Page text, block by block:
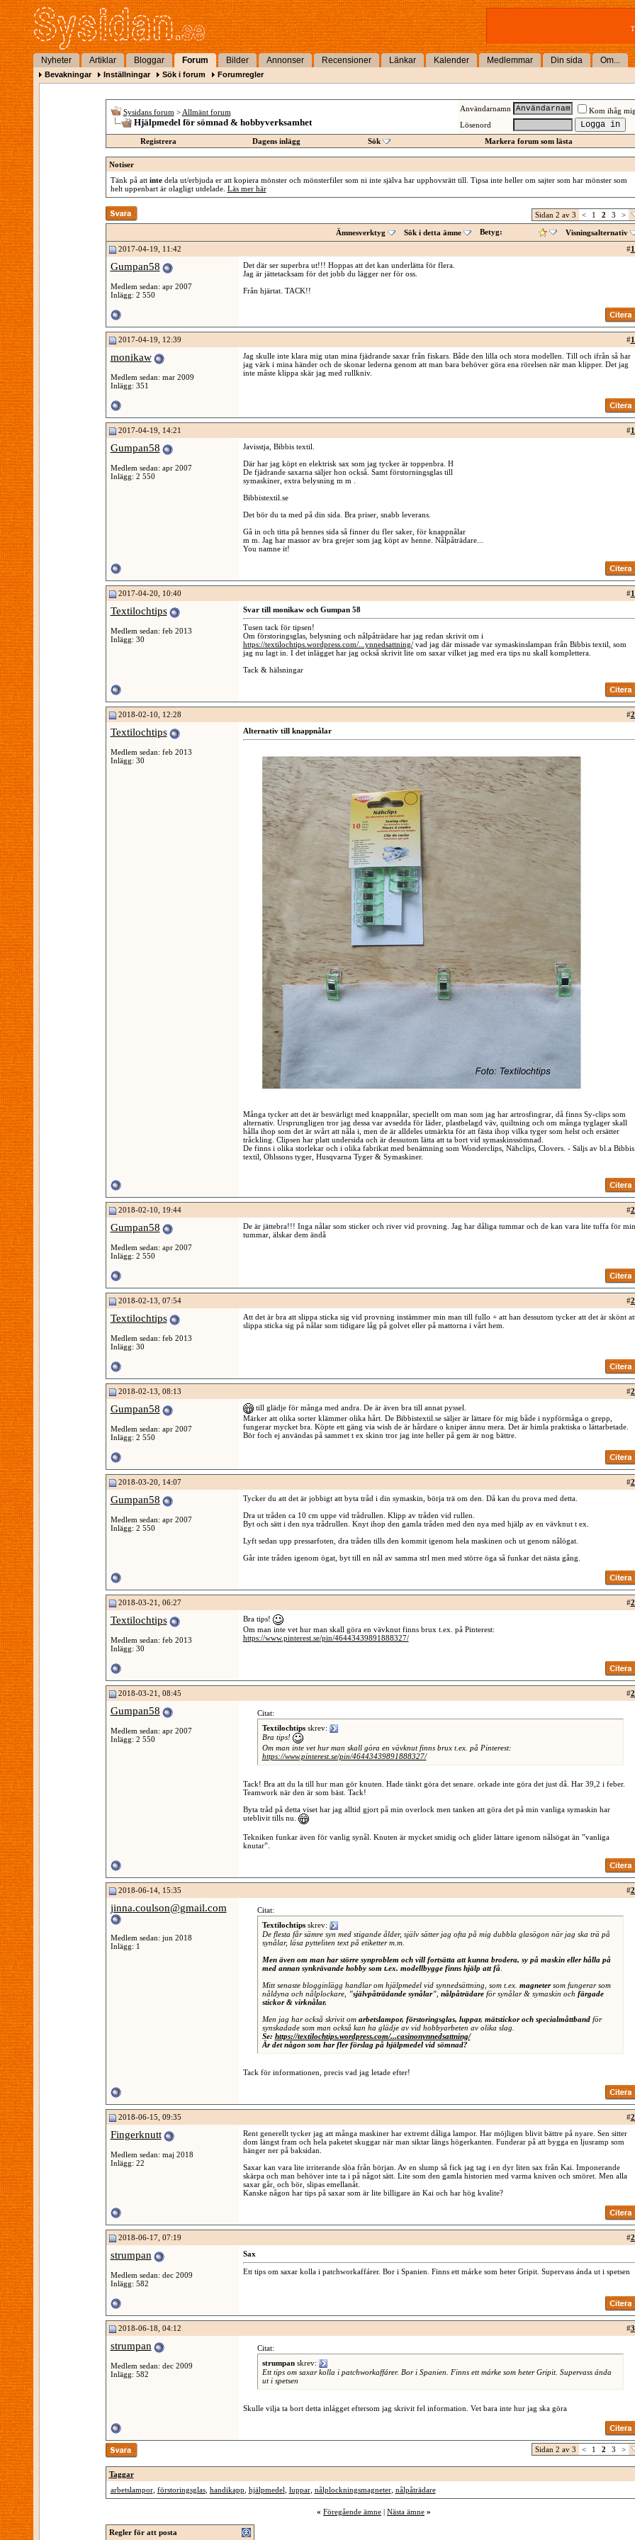
Nyheter Artiklar Bloggar Forum Bilder Annonser Recensioner Länkar Kalender Medlemmar Din sida Om...
Bevakningar Inställningar Sök i forum Forumregler
Sysidans forum > Allmänt forum
Hjälpmedel för sömnad & hobbyverksamhet
Användarnamn
Kom ihåg
Lösenord
Registrera
Dagens inlägg Sök Markera forum som lästa
Notiser
Tänk på att intedela ut/erbjuda er att kopiera mönster och mönsterfiler som ni inte själva har upphovsrätt till. Tipsa inte heller om sajter som har mönster som
helt uppenbart är olagligt utdelade. Läs mer här
Sidan 2 av 3 < 1 2 3 >
Ämnesverktyg Sök i detta ämne Betyg:
Visningsalternativ
2017-04-19, 11:42
#
Gumpan58
Medlem sedan: apr 2007
Inlägg: 2 550
Det där ser superbra ut!!! Hoppas att det kan underlätta för flera.
Jag är jättetacksam för det jobb du lägger ner för oss.
Från hjärtat. TACK!!
2017-04-19, 12:39 #
monikaw
Medlem sedan: mar 2009
Inlägg: 351
Jag skulle inte klara mig utan mina fjädrande saxar från fiskars. Både den lilla och stora modellen. Till och ifrån så har
jag värk i mina händer och de skonar lederna genom att man bara behöver göra ena rörelsen när man klipper. Det jag
inte måste klippa skär jag med rullkniv.
2017-04-19, 14:21 #
Gumpan58
Medlem sedan: apr 2007
Inlägg: 2 550
Javisstja, Bibbis textil.
Där har jag köpt en elektrisk sax som jag tycker är toppenbra. H
De fjädrande saxarna säljer hon också. Samt förstorningsglas till
symaskiner, extra belysning m m .
Bibbistextil.se
Det bör du ta med på din sida. Bra priser, snabb leverans.
Gå in och titta på hennes sida så finner du fler saker, för knappnålar
m m. Jag har massor av bra grejer som jag köpt av henne. Nålpåträdare...
You namne it!
2017-04-20, 10:40 #
Textilochtips
Medlem sedan: feb 2013
Inlägg: 30
Svar till monikaw och Gumpan 58
Tusen tack för tipsen!
Om förstoringsglas, belysning och nålpåträdare har jag redan skrivit om i
https://textilochtips.wordpress.com/...ynnedsattning/vad jag där missade var symaskinslampan från Bibbis textil, som
jag nu lagt in. I det inlägget har jag också skrivit lite om saxar vilket jag med era tips nu skall komplettera.
Tack & hälsningar
2018-02-10, 12:28 #
Textilochtips
Medlem sedan: feb 2013
Inlägg: 30
Alternativ till knappnålar
Många tycker att det är besvärligt med knappnålar, speciellt om man som jag har artrosfingrar, då finns Sy-clips som
alternativ. Ursprungligen tror jag dessa var avsedda för läder, plastbelagd väv, quiltning och om många tyglager skall
hålla ihop som det är svårt att nåla i, men de är alldeles utmärkta för att fästa ihop vilka tyger som helst och ersätter
tråckling. Clipsen har platt undersida och är dessutom lätta att ta bort vid symaskinssömnad.
De finns i olika storlekar och i olika fabrikat med benämning som Wonderclips, Nähclips, Clovers. - Säljs av bl.a Bibbis
textil, Ohlssons tyger, Husqvarna Tyger & Symaskiner.
2018-02-10, 19:44 #
Gumpan58
Medlem sedan: apr 2007
Inlägg: 2 550
De är jättebra!!! Inga nålar som sticker och river vid provning. Jag har dåliga tummar och de kan vara lite tuffa för min
tummar, älskar dem ändå
2018-02-13, 07:54 #
Textilochtips
Medlem sedan: feb 2013
Inlägg: 30
Att det är bra att slippa sticka sig vid provning instämmer min man till fullo + att han dessutom tycker att det är skönt
slippa sticka sig på nålar som tidigare låg på golvet eller på mattorna i vårt hem.
2018-02-13, 08:13 #
Gumpan58
Medlem sedan: apr 2007
Inlägg: 2 550
till glädje för många med andra. De är även bra till annat pyssel.
Märker att olika sorter klämmer olika hårt. De Bibbistextil.se säljer är lättare för mig både i nypförmåga o grepp,
fungerar mycket bra. Köpte ett gäng via wish de är hårdare o kniper ännu mera. Det är himla praktiska o lättarbetade.
Bör foch ej användas på sammet t ex skinn tror jag inte heller på gem är nog bättre.
2018-03-20, 14:07 #
Gumpan58
Medlem sedan: apr 2007
Inlägg: 2 550
Tycker du att det är jobbigt att byta tråd i din symaskin, börja trä om den. Då kan du prova med detta.
Dra ut tråden ca 10 cm uppe vid trådrullen. Klipp av tråden vid rullen.
Byt och sätt i den nya trådrullen. Knyt ihop den gamla tråden med den nya med hjälp av en vävknut t ex.
Lyft sedan upp pressarfoten, dra tråden tills den kommit igenom hela maskinen och ut genom nålögat.
Går inte tråden igenom ögat, byt till en nål av samma strl men med större öga så funkar det nästa gång.
2018-03-21, 06:27 #
Textilochtips
Medlem sedan: feb 2013
Inlägg: 30
Bra tips!
Om man inte vet hur man skall göra en vävknut finns brux t.ex. på Pinterest:
https://www.pinterest.se/pin/46443439891888327/
2018-03-21, 08:45 #
Gumpan58
Medlem sedan: apr 2007
Inlägg: 2 550
Citat:
Textilochtipsskrev:
Bra tips!
Om man inte vet hur man skall göra en vävknut finns brux t.ex. på Pinterest:
https://www.pinterest.se/pin/46443439891888327/
Tack! Bra att du la till hur man gör knuten. Hade tänkt göra det senare. orkade inte göra det just då. Har 39,2 i feber.
Teamwork när den är som bäst. Tack!
Byta tråd på detta viset har jag alltid gjort på min overlock men tanken att göra det på min vanliga symaskin har
uteblivit tills nu.
Tekniken funkar även för vanlig synål. Knuten är mycket smidig och glider lättare igenom nålsögat än ”vanliga
knutar”.
2018-06-14, 15:35 #
jinna.coulson@gmail.com
Medlem sedan: jun 2018
Inlägg: 1
Citat:
Textilochtipsskrev:
De flesta får sämre syn med stigande ålder, själv sätter jag ofta på mig dubbla glasögon när jag ska trä på
synålar, läsa pytteliten text på etiketter m.m.
Men även om man har större synproblem och vill fortsätta att kunna brodera, sy på maskin eller hålla på
med annan synkrävande hobby som t.ex. modellbygge finns hjälp att få.
Mitt senaste blogginlägg handlar om hjälpmedel vid synnedsättning, som t.ex. magnetersom fungerar som
nåldyna och nålplockare, ”självpåträdande synålar”, nålpåträdareför synålar & symaskin och färgade
stickor & virknålar.
Men jag har också skrivit om arbetslampor, förstoringsglas, luppar, mätstickor och specialmåttbandför
synskadade som man också kan ha glädje av vid hobbyarbeten av olika slag.
Se: https://textilochtips.wordpress.com/...casinonynnedsattning/
Är det någon som har fler förslag på hjälpmedel vid sömnad?
Tack för informationen, precis vad jag letade efter!
2018-06-15, 09:35 #
Fingerknutt
Medlem sedan: maj 2018
Inlägg: 22
Rent generellt tycker jag att många maskiner har extremt dåliga lampor. Har möjligen blivit bättre på nyare. Sen sitter
dom längst fram och hela paketet skuggar när man siktar längs högerkanten. Funderar på att bygga en ljusramp som
hänger ner på baksidan.
Saxar kan vara lite irriterande slöa från början. Av en slump så fick jag tag i en dyr liten sax från Kai. Imponerande
skärpa och man behöver inte ta i på något sätt. Lite som den gamla historien med varma kniven och smöret. Men alla
saxar går, och bör, slipas emellanåt.
Kanske någon har tips på saxar som är lite billigare än Kai och har hög kvalite?
2018-06-17, 07:19 #
strumpan
Medlem sedan: dec 2009
Inlägg: 582
Sax
Ett tips om saxar kolla i patchworkaffárer. Bor i Spanien. Finns ett márke som heter Gripit. Supervass ánda ut i spetsen
2018-06-18, 04:12 #
strumpan
Medlem sedan: dec 2009
Inlägg: 582
Citat:
strumpanskrev:
Ett tips om saxar kolla i patchworkaffárer. Bor i Spanien. Finns ett márke som heter Gripit. Supervass ánda
ut i spetsen
Skulle vilja ta bort detta inlágget eftersom jag skrivit fel information. Vet bara inte hur jag ska göra
Sidan 2 av 3 < 1 2 3 >
Taggar
arbetslampor, förstoringsglas, handikapp hjälpmedel luppar, nålplockningsmagneter, nålpåträdare
« Föregående ämne | Nästa ämne »
Regler för att posta